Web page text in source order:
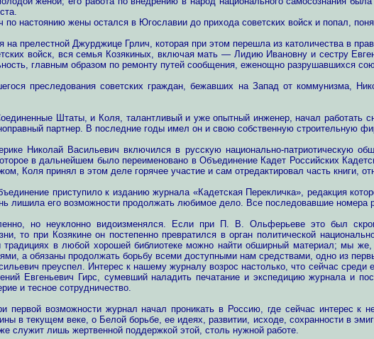
настоянию жены остался в Югославии до прихода советских войск и попал,
на прелестной Джурджице Грлич, которая при этом перешла из католичества в
войск, вся семья Козякиных, включая мать — Лидию Ивановну и сестру
главным образом по ремонту путей сообщения, еженощно разрушавшихся
преследования советских граждан, бежавших на Запад от коммунизма,
Штаты, и Коля, талантливый и уже опытный инженер, начал работать
партнер. В последние годы имел он и свою собственную строительную
Николай Васильевич включился в русскую национально-патриотическую
в дальнейшем было переименовано в Объединение Кадет Российских
Коля принял в этом деле горячее участие и сам отредактировал часть книги,
приступило к изданию журнала «Кадетская Перекличка», редакция
лишила его возможности продолжать любимое дело. Все последовавшие номера
но неуклонно видоизменялся. Если при П. В. Ольферьеве это был
то при Козякине он постепенно превратился в орган политической
в любой хорошей библиотеке можно найти обширный материал; мы
а обязаны продолжать борьбу всеми доступными нам средствами, одно из
преуспел. Интерес к нашему журналу возрос настолько, что сейчас
Евгеньевич Гирc, сумевший наладить печатание и экспедицию журнала и
и тесное сотрудничество.
первой возможности журнал начал проникать в Россию, где сейчас интерес к
в текущем веке, о Белой борьбе, ее идеях, развитии, исходе, сохранности в
служит лишь жертвенной поддержкой этой, столь нужной работе.